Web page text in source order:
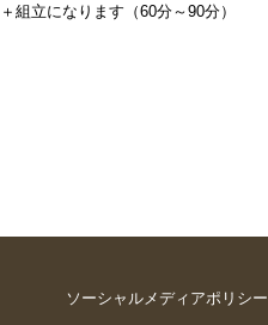
組立になります（60分～90分）
ソーシャルメディアポリシー